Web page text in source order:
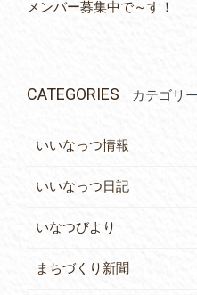
メンバー募集中で～す！
CATEGORIES カテゴリー
いいなっつ情報
いいなっつ日記
いなつびより
まちづくり新聞